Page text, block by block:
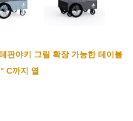
판야키 그릴 확장 가능한 테이블
C까지 열